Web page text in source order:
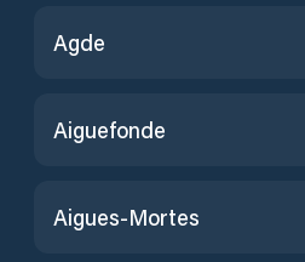
Agde
Aiguefonde
Aigues-Mortes